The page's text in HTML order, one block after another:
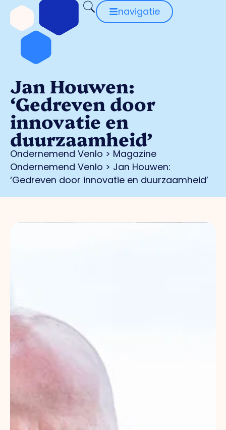
navigatie
Jan Houwen:
‘Gedreven door
innovatie en
duurzaamheid’
Ondernemend Venlo > Magazine
Ondernemend Venlo > Jan Houwen:
‘Gedreven door innovatie en duurzaamheid’